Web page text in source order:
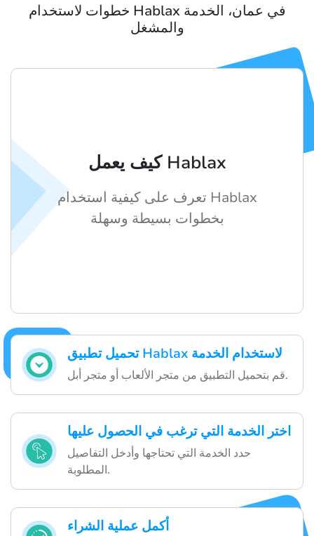
خطوات لاستخدام Hablax في عمان، الخدمة
والمشغل
تحميل تطبيق Hablax لاستخدام الخدمة
قم بتحميل التطبيق من متجر الألعاب أو متجر أبل.
اختر الخدمة التي ترغب في الحصول عليها
حدد الخدمة التي تحتاجها وأدخل التفاصيل
المطلوبة.
أكمل عملية الشراء
كيف يعمل Hablax
تعرف على كيفية استخدام Hablax
بخطوات بسيطة وسهلة